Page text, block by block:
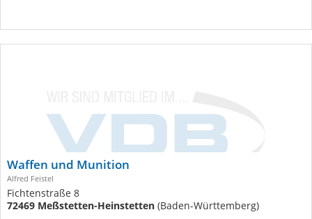
Waffen und Munition
Alfred Feistel
Fichtenstraße 8
72469 Meßstetten-Heinstetten (Baden-Württemberg)